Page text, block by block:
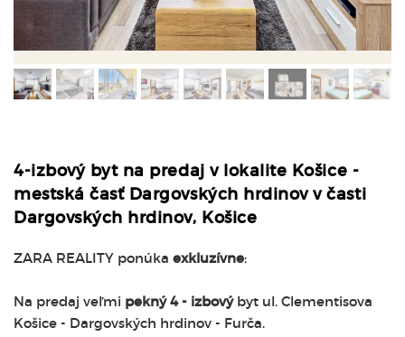
4-izbový byt na predaj v lokalite Košice -
mestská časť Dargovských hrdinov v časti
Dargovských hrdinov, Košice
ZARA REALITY ponúka exkluzívne:
Na predaj veľmi pekný 4 - izbový byt ul. Clementisova
Košice - Dargovských hrdinov - Furča.